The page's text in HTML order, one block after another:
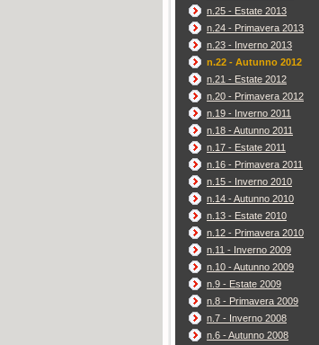
n.25 - Estate 2013
n.24 - Primavera 2013
n.23 - Inverno 2013
n.22 - Autunno 2012
n.21 - Estate 2012
n.20 - Primavera 2012
n.19 - Inverno 2011
n.18 - Autunno 2011
n.17 - Estate 2011
n.16 - Primavera 2011
n.15 - Inverno 2010
n.14 - Autunno 2010
n.13 - Estate 2010
n.12 - Primavera 2010
n.11 - Inverno 2009
n.10 - Autunno 2009
n.9 - Estate 2009
n.8 - Primavera 2009
n.7 - Inverno 2008
n.6 - Autunno 2008